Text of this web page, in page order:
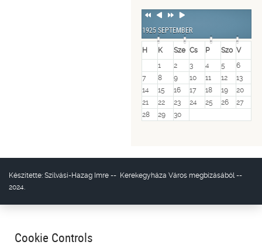
Previous
Previous
NextNext
1925 SEPTEMBER
H K Sze Cs P Szo V
1
2 3 4 5
6
7
8 9 10 11 12
13
14
15 16 17 18 19
20
21
22 23 24 25 26
27
28
29 30
Készítette: Szilvási-Hazag Imre -- Kerekegyháza Város megbízásából --
2024.
Cookie Controls